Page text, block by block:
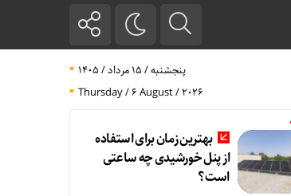
پنجشنبه / ۱۵ مرداد / ۱۴۰۵
Thursday / 6 August / 2026
بهترین زمان برای استفاده
از پنل خورشیدی چه ساعتی
است؟